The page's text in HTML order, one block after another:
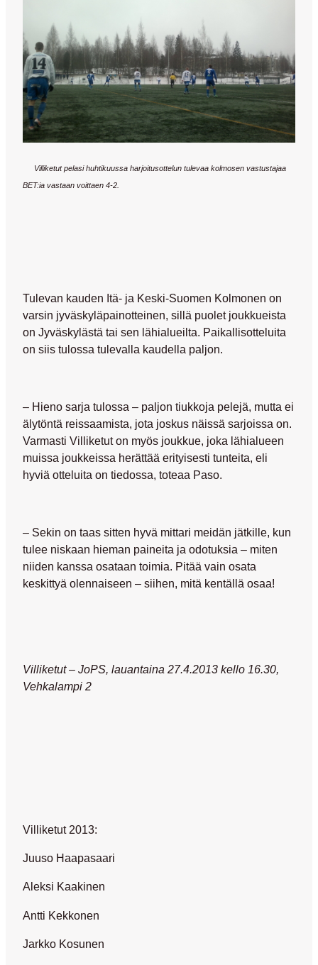
Villiketut pelasi huhtikuussa harjoitusottelun tulevaa kolmosen vastustajaa
BET:ia vastaan voittaen 4-2.
Tulevan kauden Itä- ja Keski-Suomen Kolmonen on
varsin jyväskyläpainotteinen, sillä puolet joukkueista
on Jyväskylästä tai sen lähialueilta. Paikallisotteluita
on siis tulossa tulevalla kaudella paljon.
– Hieno sarja tulossa – paljon tiukkoja pelejä, mutta ei
älytöntä reissaamista, jota joskus näissä sarjoissa on.
Varmasti Villiketut on myös joukkue, joka lähialueen
muissa joukkeissa herättää erityisesti tunteita, eli
hyviä otteluita on tiedossa, toteaa Paso.
– Sekin on taas sitten hyvä mittari meidän jätkille, kun
tulee niskaan hieman paineita ja odotuksia – miten
niiden kanssa osataan toimia. Pitää vain osata
keskittyä olennaiseen – siihen, mitä kentällä osaa!
Villiketut – JoPS, lauantaina 27.4.2013 kello 16.30,
Vehkalampi 2
Villiketut 2013:
Juuso Haapasaari
Aleksi Kaakinen
Antti Kekkonen
Jarkko Kosunen